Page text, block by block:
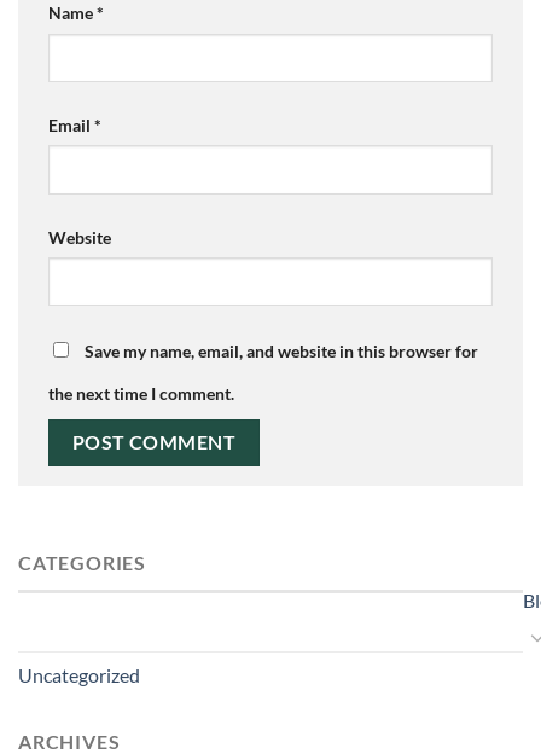
Name*
Email *
Website
Save my name, email, and website in this browser for
the next time I comment.
CATEGORIES
Uncategorized
ARCHIVES